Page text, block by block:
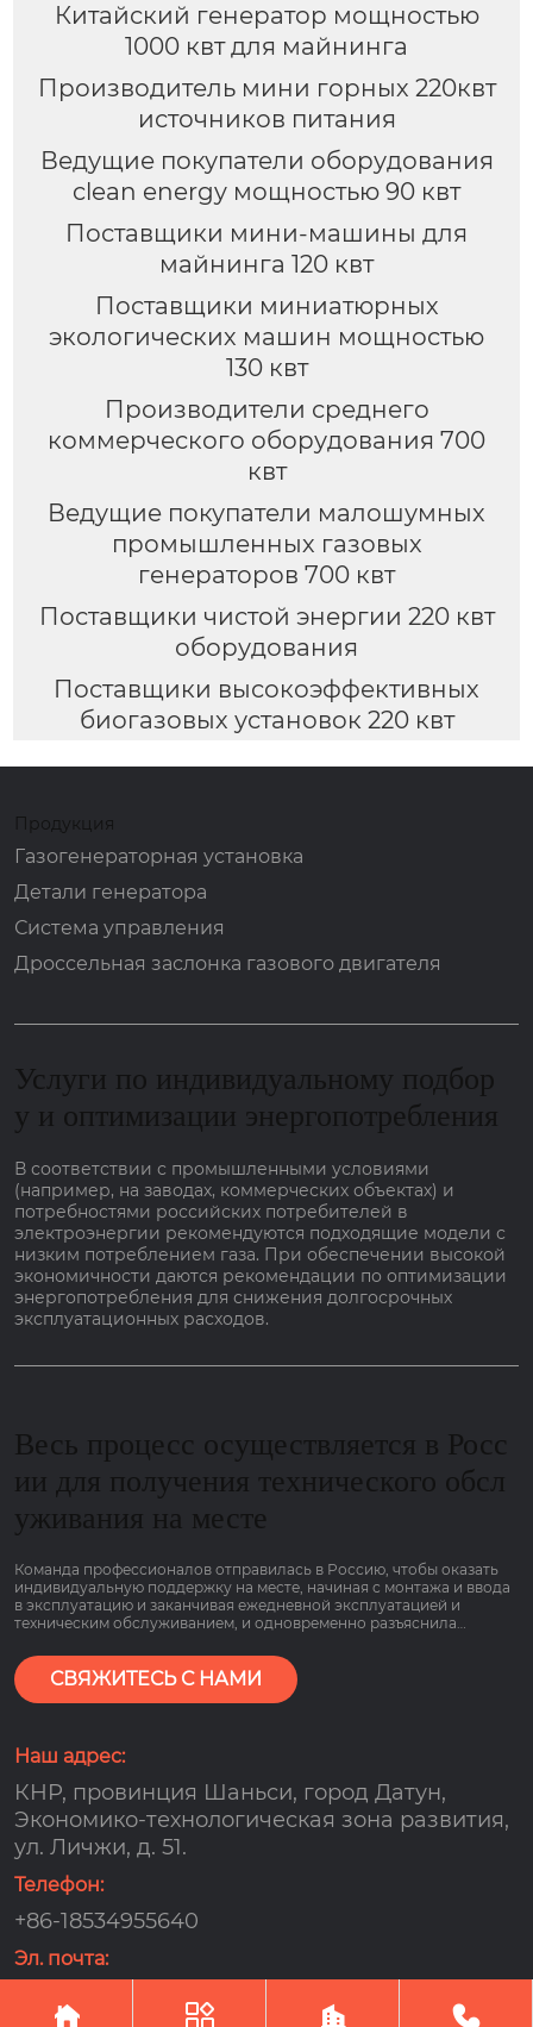
Китайский генератор мощностью
1000 квт для майнинга
Производитель мини горных 220квт
источников питания
Ведущие покупатели оборудования
clean energy мощностью 90 квт
Поставщики мини-машины для
майнинга 120 квт
Поставщики миниатюрных
экологических машин мощностью
130 квт
Производители среднего
коммерческого оборудования 700
квт
Ведущие покупатели малошумных
промышленных газовых
генераторов 700 квт
Поставщики чистой энергии 220 квт
оборудования
Поставщики высокоэффективных
биогазовых установок 220 квт
Продукция
Газогенераторная установка
Детали генератора
Система управления
Дроссельная заслонка газового двигателя
Услуги по индивидуальному подбор
у и оптимизации энергопотребления
В соответствии с промышленными условиями
(например, на заводах, коммерческих объектах) и
потребностями российских потребителей в
электроэнергии рекомендуются подходящие модели с
низким потреблением газа. При обеспечении высокой
экономичности даются рекомендации по оптимизации
энергопотребления для снижения долгосрочных
эксплуатационных расходов.
Весь процесс осуществляется в Росс
ии для получения технического обсл
уживания на месте
Команда профессионалов отправилась в Россию, чтобы оказать
индивидуальную поддержку на месте, начиная с монтажа и ввода
в эксплуатацию и заканчивая ежедневной эксплуатацией и
техническим обслуживанием, и одновременно разъяснила
потреблением газа и гарантией сроком на 2 года, чтобы клиенты
могли пользоваться им болеею спокойно.
СВЯЖИТЕСЬ С НАМИ
Наш адрес:
КНР, провинция Шаньси, город Датун,
Экономико-технологическая зона развития,
ул. Личжи, д. 51.
Телефон:
+86-18534955640
Эл. почта:
   